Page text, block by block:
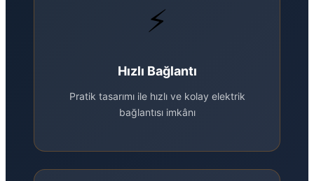
⚡
Hızlı Bağlantı
Pratik tasarımı ile hızlı ve kolay elektrik
bağlantısı imkânı